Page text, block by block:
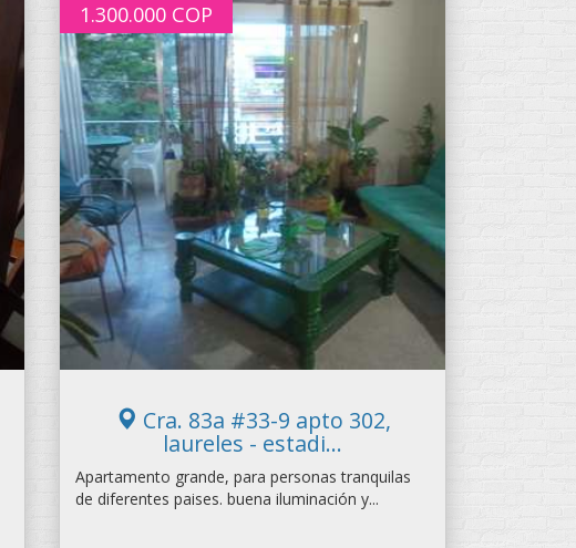
1.300.000 COP
Cra. 83a #33-9 apto 302,
laureles - estadi...
Apartamento grande, para personas tranquilas
de diferentes paises. buena iluminación y...